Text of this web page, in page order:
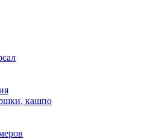
кашпо